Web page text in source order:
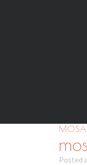
Posted